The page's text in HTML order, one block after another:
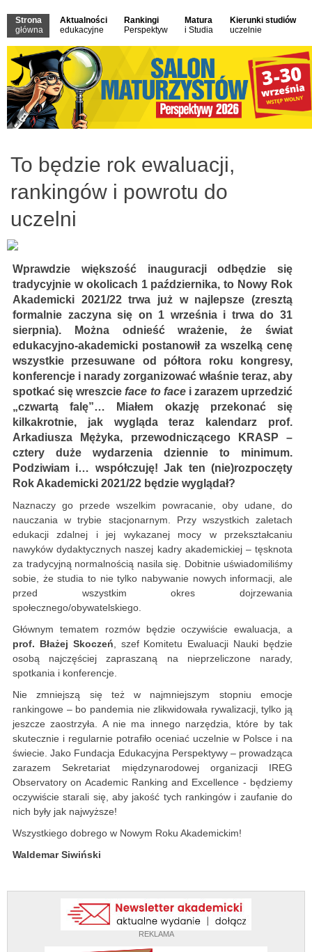
Strona
główna
Aktualności
edukacyjne
Rankingi
Perspektyw
Matura
i Studia
Kierunki studiów
uczelnie
REKLAMA
To będzie rok ewaluacji,
rankingów i powrotu do
uczelni
Wprawdzie większość inauguracji odbędzie się
tradycyjnie w okolicach 1 października, to Nowy Rok
Akademicki 2021/22 trwa już w najlepsze (zresztą
formalnie zaczyna się on 1 września i trwa do 31
sierpnia). Można odnieść wrażenie, że świat
edukacyjno-akademicki postanowił za wszelką cenę
wszystkie przesuwane od półtora roku kongresy,
konferencje i narady zorganizować właśnie teraz, aby
spotkać się wreszcieface to facei zarazem uprzedzić
„czwartą falę”… Miałem okazję przekonać się
kilkakrotnie, jak wygląda teraz kalendarz prof.
Arkadiusza Mężyka, przewodniczącego KRASP –
cztery duże wydarzenia dziennie to minimum.
Podziwiam i… współczuję! Jak ten (nie)rozpoczęty
Rok Akademicki 2021/22 będzie wyglądał?
Naznaczy go przede wszelkim powracanie, oby udane, do
nauczania w trybie stacjonarnym. Przy wszystkich zaletach
edukacji zdalnej i jej wykazanej mocy w przekształcaniu
nawyków dydaktycznych naszej kadry akademickiej – tęsknota
za tradycyjną normalnością nasila się. Dobitnie uświadomiliśmy
sobie, że studia to nie tylko nabywanie nowych informacji, ale
przed wszystkim okres dojrzewania
społecznego/obywatelskiego.
Głównym tematem rozmów będzie oczywiście ewaluacja, a
prof. Błażej Skoczeń, szef Komitetu Ewaluacji Nauki będzie
osobą najczęściej zapraszaną na nieprzeliczone narady,
spotkania i konferencje.
Nie zmniejszą się też w najmniejszym stopniu emocje
rankingowe – bo pandemia nie zlikwidowała rywalizacji, tylko ją
jeszcze zaostrzyła. A nie ma innego narzędzia, które by tak
skutecznie i regularnie potrafiło oceniać uczelnie w Polsce i na
świecie. Jako Fundacja Edukacyjna Perspektywy – prowadząca
zarazem Sekretariat międzynarodowej organizacji IREG
Observatory on Academic Ranking and Excellence - będziemy
oczywiście starali się, aby jakość tych rankingów i zaufanie do
nich były jak najwyższe!
Wszystkiego dobrego w Nowym Roku Akademickim!
Waldemar Siwiński